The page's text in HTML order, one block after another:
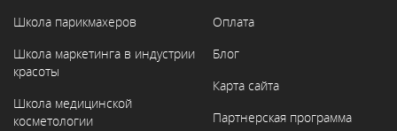
Школа парикмахеров
Школа маркетинга в индустрии
красоты
Школа медицинской
косметологии
Оплата
Блог
Карта сайта
Партнерская программа